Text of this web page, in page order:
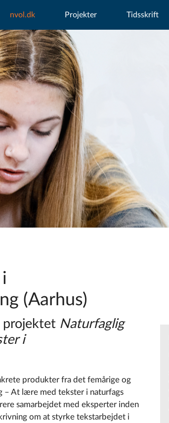
nvol.dk Projekter Tidsskrift
(Aarhus)
projektet Naturfaglig
i
produkter fra det femårige og
– At lære med tekster i naturfags
samarbejdet med eksperter inden
om at styrke tekstarbejdet i